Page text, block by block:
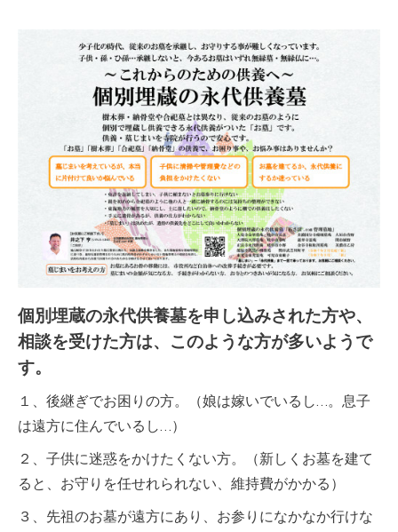
個別埋蔵の永代供養墓を申し込みされた方や、
相談を受けた方は、このような方が多いようで
す。
１、後継ぎでお困りの方。（娘は嫁いでいるし…。息子
は遠方に住んでいるし…）
２、子供に迷惑をかけたくない方。（新しくお墓を建て
ると、お守りを任せれられない、維持費がかかる）
３、先祖のお墓が遠方にあり、お参りになかなか行けな